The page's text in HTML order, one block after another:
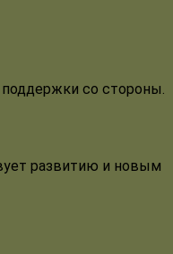
со стороны.
развитию и новым